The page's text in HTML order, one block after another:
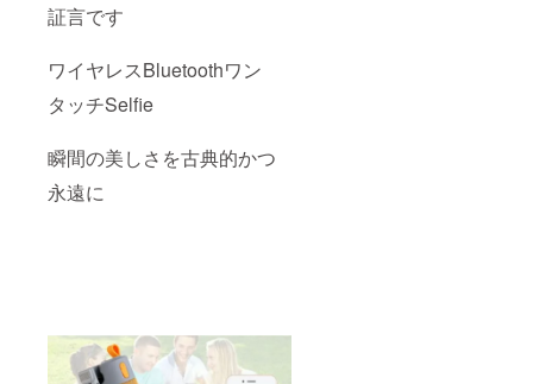
証言です
ワイヤレスBluetoothワン
タッチSelfie
瞬間の美しさを古典的かつ
永遠に